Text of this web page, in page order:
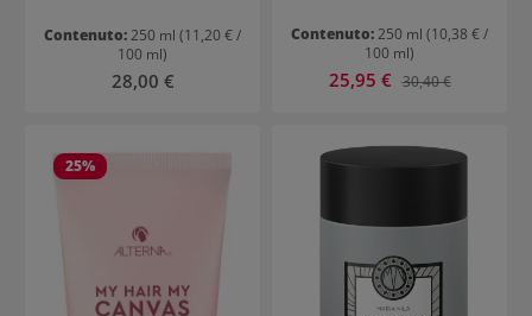
Contenuto:250 ml (11,20 € /
100 ml)
Prezzo normale:
28,00 €
Contenuto:250 ml (10,38 € /
100 ml)
Prezzo di vendita:
25,95 € Prezzo normale:
30,40 €
25%